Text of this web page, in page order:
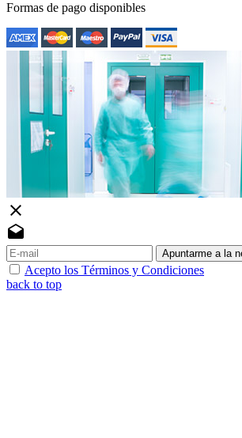
Formas de pago disponibles
close
drafts
Apuntarme a la
Acepto los Términos y Condiciones
back to top